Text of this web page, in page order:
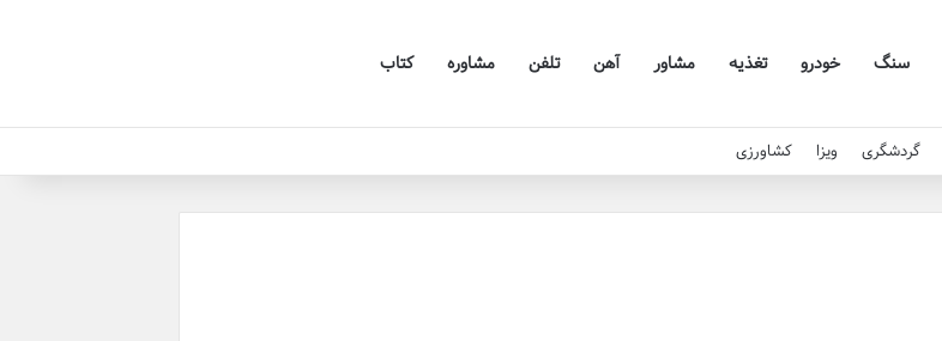
سنگ خودرو تغذیه مشاور آهن تلفن مشاوره کتاب
گردشگری ویزا کشاورزی